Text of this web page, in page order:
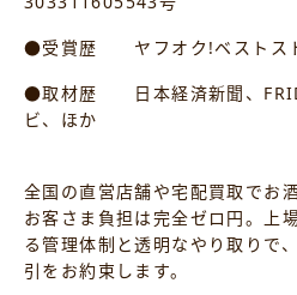
●受賞歴 ヤフオク!ベストス
●取材歴 日本経済新聞、
ビ、ほか
全国の直営店舗や宅配買取でお
お客さま負担は完全ゼロ円。上
る管理体制と透明なやり取りで
引をお約束します。